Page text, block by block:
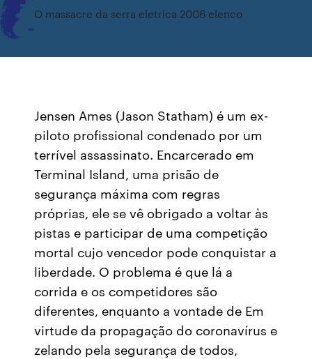
O massacre da serra eletrica 2006 elenco
Jensen Ames (Jason Statham) é um ex-
piloto profissional condenado por um
terrível assassinato. Encarcerado em
Terminal Island, uma prisão de
segurança máxima com regras
próprias, ele se vê obrigado a voltar às
pistas e participar de uma competição
mortal cujo vencedor pode conquistar a
liberdade. O problema é que lá a
corrida e os competidores são
diferentes, enquanto a vontade de Em
virtude da propagação do coronavírus e
zelando pela segurança de todos,